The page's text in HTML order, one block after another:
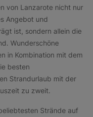
von Lanzarote nicht nur
Angebot und
ist, sondern allein die
Wunderschöne
in Kombination mit dem
besten
Strandurlaub mit der
zu zweit.
Strände auf